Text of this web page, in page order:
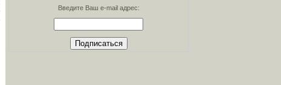
Введите Ваш e-mail адрес: